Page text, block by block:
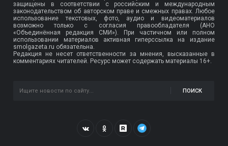
защищены в соответствии с российским и международным
законодательством об авторском праве и смежных правах. Любое
использование текстовых, фото, аудио и видеоматериалов
возможно только с согласия правообладателя (АНО
«Объединённая редакция СМИ»). При частичном или полном
использовании материалов активная гиперссылка на издание
smolgazeta.ru обязательна.
Редакция не несет ответственности за мнения, высказанные в
комментариях читателей. Ресурс может содержать материалы 16+.
ПОИСК